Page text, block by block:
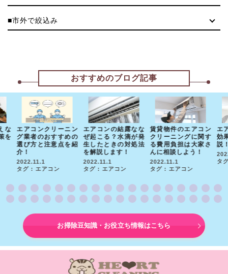
■市外で絞込み
おすすめのブログ記事
な
を
エアコンクリーニン
グ業者のおすすめの
選び方と注意点を紹
介！
2022.11.1
タグ : エアコン
エアコンの結露なな
ぜ起こる？水滴が発
生したときの対処法
を解説します！
2022.11.1
タグ : エアコン
賃貸物件のエアコン
クリーニングに関す
る費用負担は大家さ
んに相談しよう！
2022.11.1
タグ : エアコン
エ
効
説
タ
お掃除豆知識・お役立ち情報はこちら